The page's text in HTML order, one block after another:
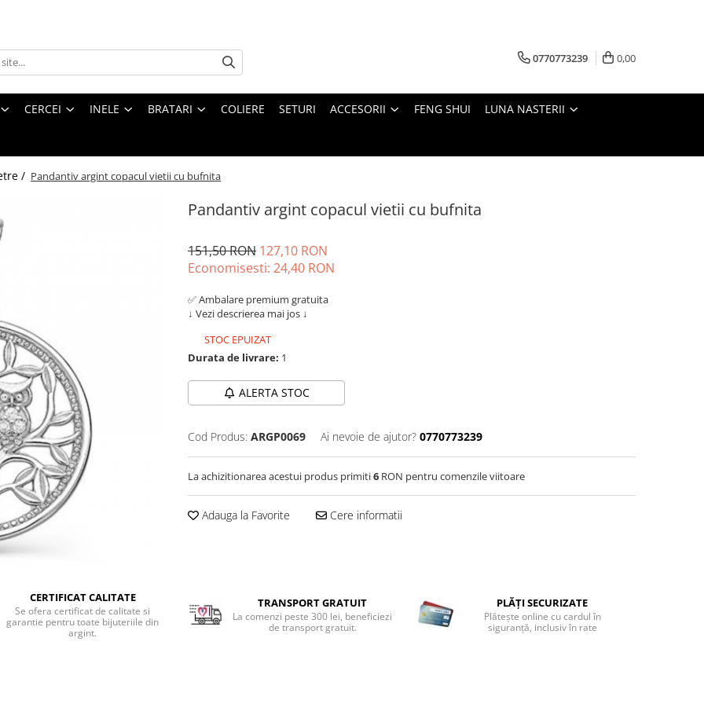
0770773239 0,00
CERCEI INELE BRATARI COLIERE SETURI ACCESORII FENG SHUI LUNA NASTERII
/ Pandantiv argint copacul vietii cu bufnita
Pandantiv argint copacul vietii cu bufnita
151,50 RON 127,10 RON
Economisesti: 24,40 RON
✅ Ambalare premium gratuita
↓ Vezi descrierea mai jos ↓
STOC EPUIZAT
Durata de livrare: 1
ALERTA STOC
Cod Produs: ARGP0069 Ai nevoie de ajutor? 0770773239
La achizitionarea acestui produs primiti6 RON pentru comenzile viitoare
Adauga la Favorite Cere informatii
CERTIFICAT CALITATE
Se ofera certificat de calitate si
garantie pentru toate bijuteriile din
argint.
TRANSPORT GRATUIT
La comenzi peste 300 lei, beneficiezi
de transport gratuit.
PLĂȚI SECURIZATE
Plătește online cu cardul în
siguranță, inclusiv în rate